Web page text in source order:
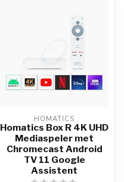
HOMATICS
Homatics Box R 4K UHD
Mediaspeler met
Chromecast Android
TV 11 Google
Assistent